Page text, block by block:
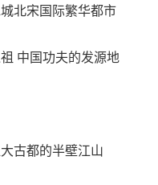
城北宋国际繁华都市
中国功夫的发源地
古都的半壁江山